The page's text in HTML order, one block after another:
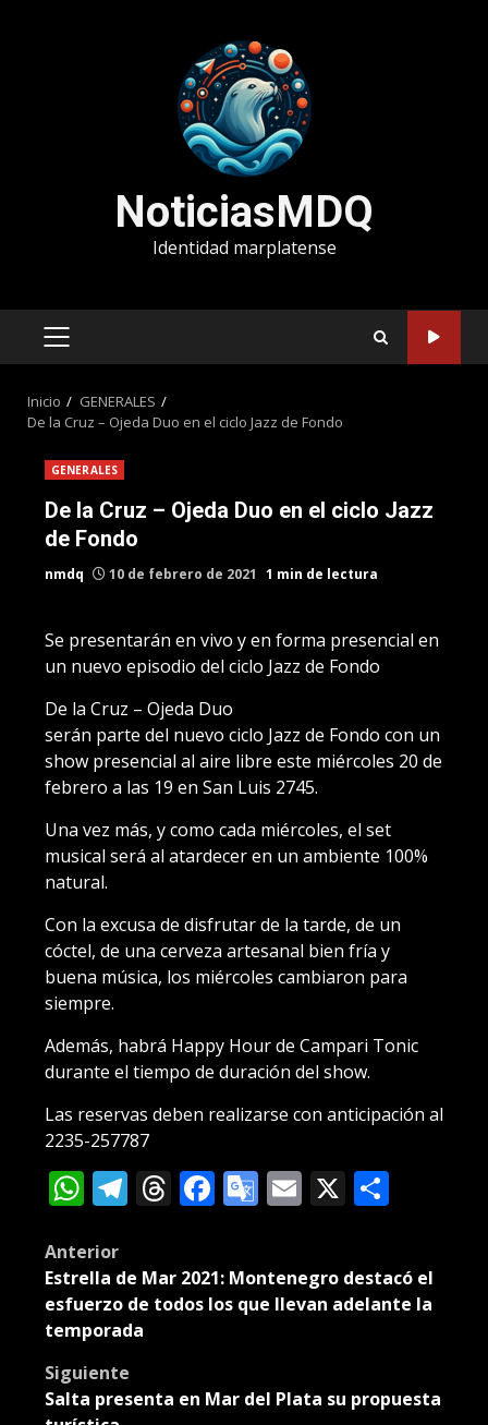
NoticiasMDQ
Identidad marplatense
MENÚ
Inicio
GENERALES
De la Cruz – Ojeda Duo en el ciclo Jazz de Fondo
GENERALES
De la Cruz – Ojeda Duo en el ciclo Jazz
de Fondo
nmdq 10 de febrero de 2021 1 min de lectura
Se presentarán en vivo y en forma presencial en
un nuevo episodio del ciclo Jazz de Fondo
De la Cruz – Ojeda Duo
serán parte del nuevo ciclo Jazz de Fondo con un
show presencial al aire libre este miércoles 20 de
febrero a las 19 en San Luis 2745.
Una vez más, y como cada miércoles, el set
musical será al atardecer en un ambiente 100%
natural.
Con la excusa de disfrutar de la tarde, de un
cóctel, de una cerveza artesanal bien fría y
buena música, los miércoles cambiaron para
siempre.
Además, habrá Happy Hour de Campari Tonic
durante el tiempo de duración del show.
Las reservas deben realizarse con anticipación al
2235-257787
WhatsApp
Telegram
Threads
Facebook
Google
Email
X
Post
navigation
Anterior
Estrella de Mar 2021: Montenegro destacó el
esfuerzo de todos los que llevan adelante la
temporada
Siguiente
Salta presenta en Mar del Plata su propuesta